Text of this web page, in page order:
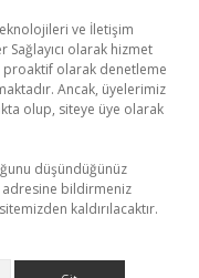
ve İletişim
Sağlayıcı olarak hizmet
olarak denetleme
Ancak, üyelerimiz
olup, siteye üye olarak
düşündüğünüz
adresine bildirmeniz
kaldırılacaktır.